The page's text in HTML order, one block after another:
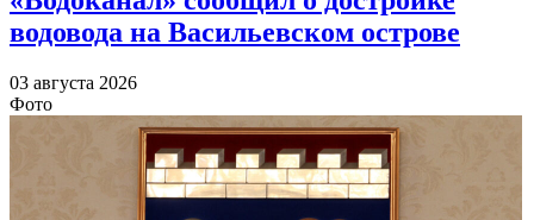
водовода на Васильевском острове
03 августа 2026
Фото